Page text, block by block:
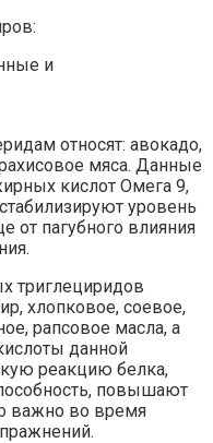
и
относят: авокадо,
мяса. Данные
кислот Омега 9,
уровень
от пагубного влияния
триглециридов
хлопковое, соевое,
рапсовое масла, а
данной
реакцию белка,
повышают
важно во время